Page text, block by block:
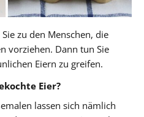
zu den Menschen, die
vorziehen. Dann tun Sie
Eiern zu greifen.
Eier?
lassen sich nämlich